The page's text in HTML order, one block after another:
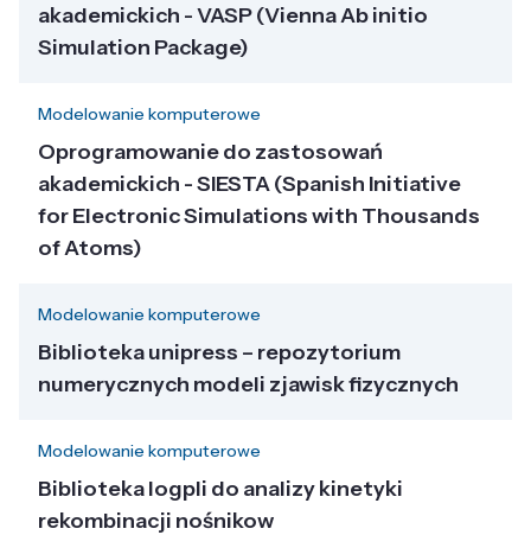
akademickich - VASP (Vienna Ab initio
Simulation Package)
Modelowanie komputerowe
Oprogramowanie do zastosowań
akademickich - SIESTA (Spanish Initiative
for Electronic Simulations with Thousands
of Atoms)
Modelowanie komputerowe
Biblioteka unipress – repozytorium
numerycznych modeli zjawisk fizycznych
Modelowanie komputerowe
Biblioteka logpli do analizy kinetyki
rekombinacji nośnikow